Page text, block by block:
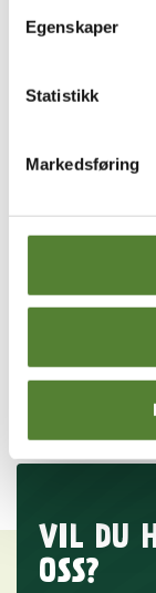
Egenskaper
Statistikk
Markedsføring
Jeg finner ingen
Kan jeg
Finnes det egne
Er Julius død?
VIL DU
OSS?